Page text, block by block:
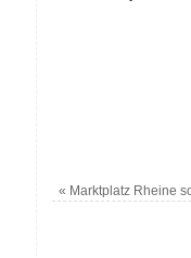
« Marktplatz Rheine